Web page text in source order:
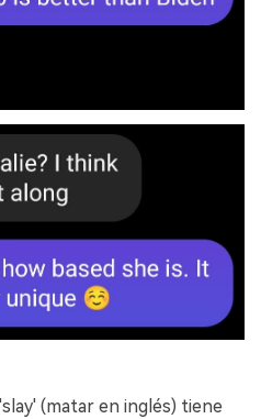
(matar en inglés) tiene